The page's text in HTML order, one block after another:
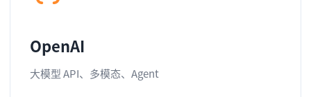
OpenAI
大模型 API、多模态、Agent